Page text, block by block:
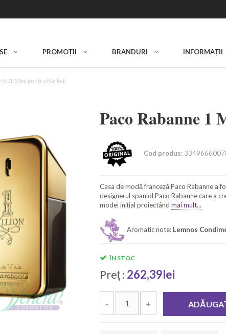
PROMOȚII BRANDURI INFORMAȚII
EDT 50ml pentru Bărbați
Paco Rabanne
Cod produs:
Casa de modă franceză Paco Rabanne a
designerul spaniol Paco Rabanne care a
modei inițial proiectând mai mult...
Aromatic note: Lemnos
ÎN STOC
Preț : 262,39lei
- +